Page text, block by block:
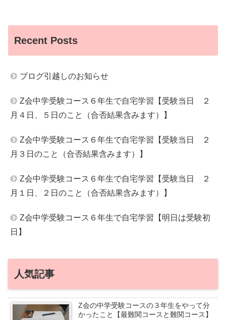
Recent Posts
ブログ引越しのお知らせ
Z会中学受験コース６年生で自宅学習【受験当日 ２
月４日、５日のこと（合否結果含みます）】
Z会中学受験コース６年生で自宅学習【受験当日 ２
月３日のこと（合否結果含みます）】
Z会中学受験コース６年生で自宅学習【受験当日 ２
月１日、２日のこと（合否結果含みます）】
Z会中学受験コース６年生で自宅学習【明日は受験初
日】
人気記事
Z会の中学受験コースの３年生をやって分
かったこと【最難関コースと難関コース】